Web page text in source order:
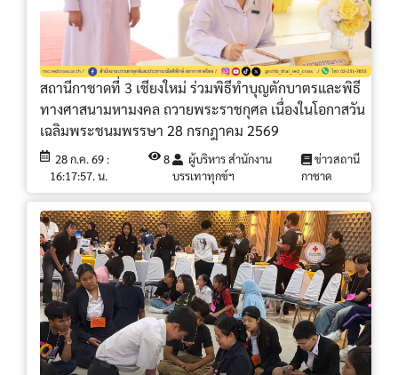
สถานีกาชาดที่ 3 เชียงใหม่ ร่วมพิธีทำบุญตักบาตรและพิธี
ทางศาสนามหามงคล ถวายพระราชกุศล เนื่องในโอกาสวัน
เฉลิมพระชนมพรรษา 28 กรกฎาคม 2569
28 ก.ค. 69 :
16:17:57. น.
8
ผู้บริหาร สำนักงาน
บรรเทาทุกข์ฯ
ข่าวสถานี
กาชาด